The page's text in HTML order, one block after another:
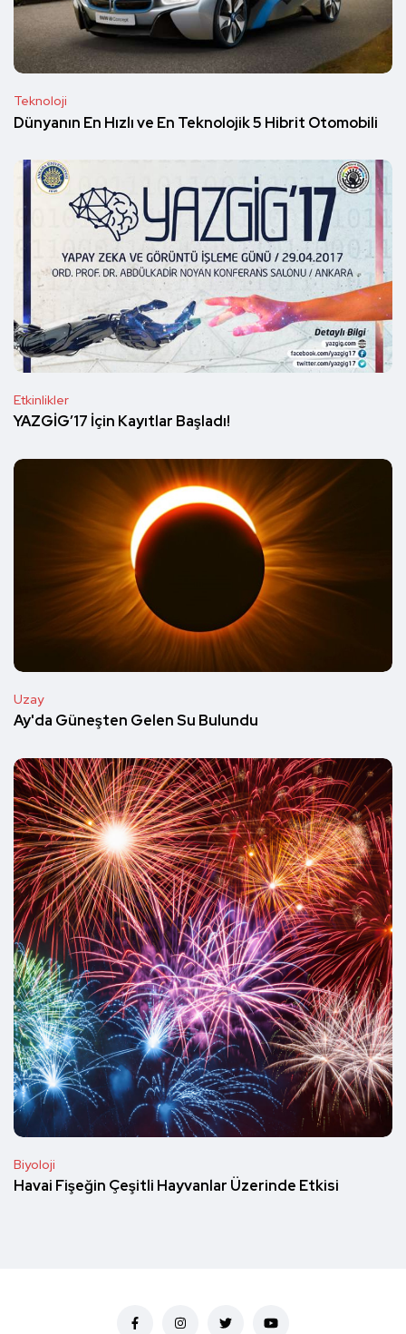
Teknoloji
Dünyanın En Hızlı ve En Teknolojik 5 Hibrit Otomobili
Etkinlikler
YAZGİG’17 İçin Kayıtlar Başladı!
Uzay
Ay'da Güneşten Gelen Su Bulundu
Biyoloji
Havai Fişeğin Çeşitli Hayvanlar Üzerinde Etkisi